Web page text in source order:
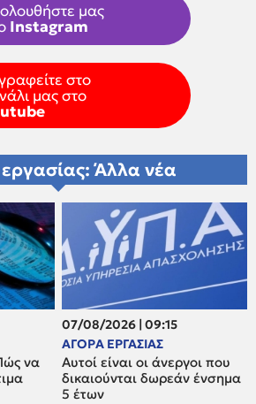
μας
Instagram
στο
μας στο
Άλλα νέα
να
07/08/2026 | 09:15
ΑΓΟΡΑ ΕΡΓΑΣΙΑΣ
Αυτοί είναι οι άνεργοι που
δικαιούνται δωρεάν ένσημα
5 έτων